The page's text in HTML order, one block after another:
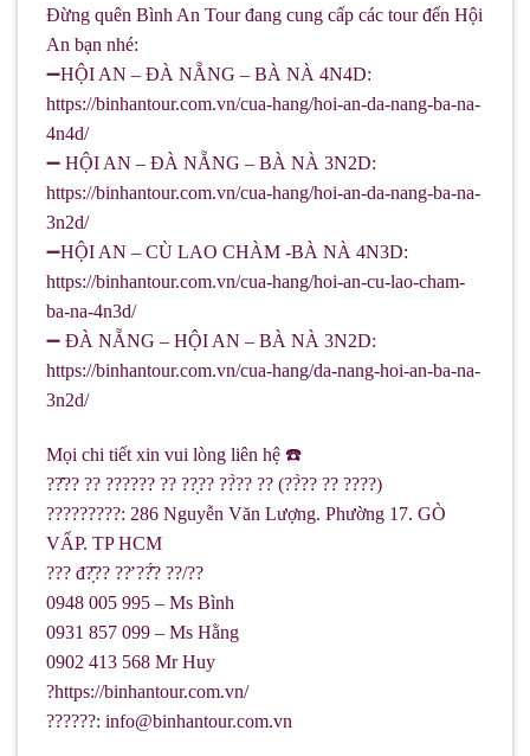
Đừng quên Bình An Tour đang cung cấp các tour đến Hội
An bạn nhé:
➖HỘI AN – ĐÀ NẴNG – BÀ NÀ 4N4D:
https://binhantour.com.vn/cua-hang/hoi-an-da-nang-ba-na-
4n4d/
➖ HỘI AN – ĐÀ NẴNG – BÀ NÀ 3N2D:
https://binhantour.com.vn/cua-hang/hoi-an-da-nang-ba-na-
3n2d/
➖HỘI AN – CÙ LAO CHÀM -BÀ NÀ 4N3D:
https://binhantour.com.vn/cua-hang/hoi-an-cu-lao-cham-
ba-na-4n3d/
➖ ĐÀ NẴNG – HỘI AN – BÀ NÀ 3N2D:
https://binhantour.com.vn/cua-hang/da-nang-hoi-an-ba-na-
3n2d/
Mọi chi tiết xin vui lòng liên hệ ☎️
??̂?? ?? ?????? ?? ??̣?? ??̀?? ?? (??̀?? ?? ????)
?????????: 286 Nguyễn Văn Lượng. Phường 17. GÒ
VẤP. TP HCM
??? đ?̣̂?? ??̛ ??̂́? ??/??
0948 005 995 – Ms Bình
0931 857 099 – Ms Hằng
0902 413 568 Mr Huy
?https://binhantour.com.vn/
??????: info@binhantour.com.vn